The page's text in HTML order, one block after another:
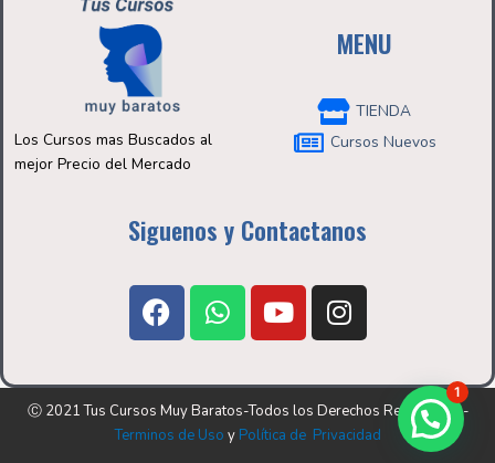
Los Cursos mas Buscados al
mejor Precio del Mercado
MENU
TIENDA
Cursos Nuevos
Siguenos y Contactanos
F
a
e
b
o
W
h
t
s
a
Y
o
t
u
b
I
n
t
a
g
Ⓒ 2021 Tus Cursos Muy Baratos-Todos los Derechos Reservados-
Terminos de Uso y Política de Privacidad
1